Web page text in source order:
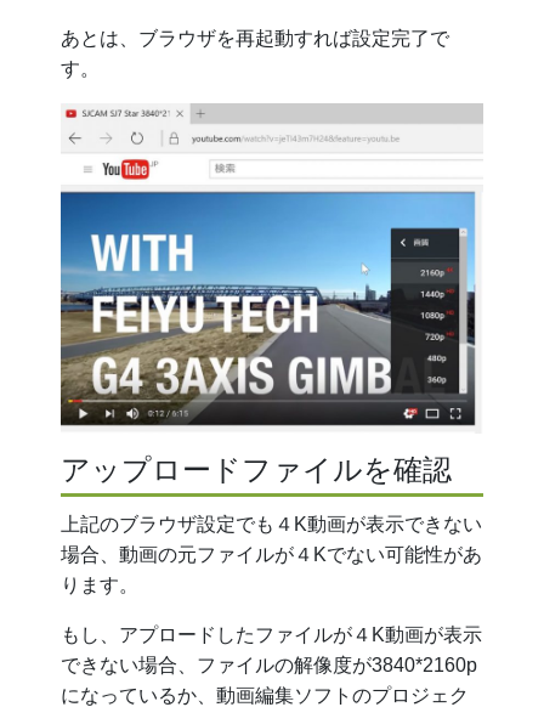
あとは、ブラウザを再起動すれば設定完了で
す。
アップロードファイルを確認
上記のブラウザ設定でも４K動画が表示できない
場合、動画の元ファイルが４Kでない可能性があ
ります。
もし、アプロードしたファイルが４K動画が表示
できない場合、ファイルの解像度が3840*2160p
になっているか、動画編集ソフトのプロジェク